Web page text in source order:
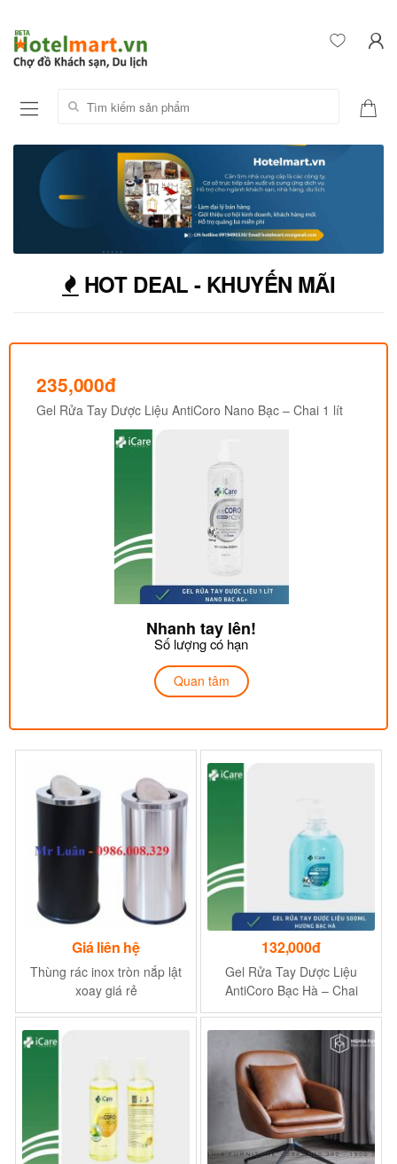
Tìm kiếm sản phẩm:
HOT DEAL - KHUYẾN MÃI
235,000đ
Gel Rửa Tay Dược Liệu AntiCoro Nano Bạc – Chai 1 lít
Nhanh tay lên!
Số lượng có hạn
Quan tâm
Giá liên hệ
Thùng rác inox tròn nắp lật
xoay giá rẻ
132,000đ
Gel Rửa Tay Dược Liệu
AntiCoro Bạc Hà – Chai
500ml